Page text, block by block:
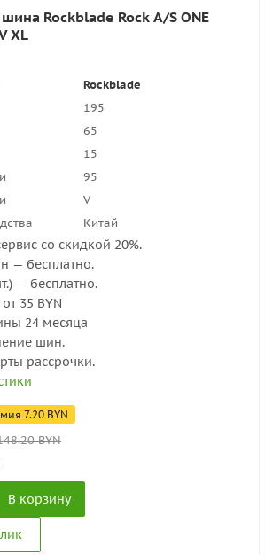
Rockblade Rock A/S ONE
XL
Rockblade
195
65
15
95
V
Китай
со скидкой 20%.
— бесплатно.
— бесплатно.
35 BYN
24 месяца
шин.
рассрочки.
7.20 BYN
BYN
В корзину